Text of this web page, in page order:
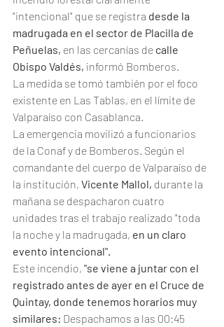
"intencional" que se registra desde la
madrugada en el sector de Placilla de
Peñuelas, en las cercanías de calle
Obispo Valdés, informó Bomberos.
La medida se tomó también por el foco
existente en Las Tablas, en el límite de
Valparaíso con Casablanca.
La emergencia movilizó a funcionarios
de la Conaf y de Bomberos. Según el
comandante del cuerpo de Valparaíso de
la institución, Vicente Mallol, durante la
mañana se despacharon cuatro
unidades tras el trabajo realizado "toda
la noche y la madrugada, en un claro
evento intencional".
Este incendio, "se viene a juntar con el
registrado antes de ayer en el Cruce de
Quintay, donde tenemos horarios muy
similares: Despachamos a las 00:45